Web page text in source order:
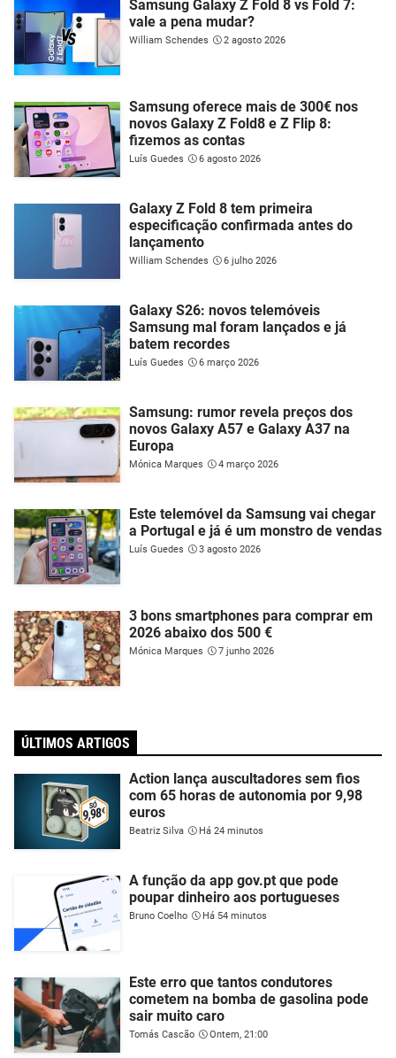
Samsung Galaxy Z Fold 8 vs Fold 7:
vale a pena mudar?
William Schendes 2 agosto 2026
Samsung oferece mais de 300€ nos
novos Galaxy Z Fold8 e Z Flip 8:
fizemos as contas
Luís Guedes 6 agosto 2026
Galaxy Z Fold 8 tem primeira
especificação confirmada antes do
lançamento
William Schendes 6 julho 2026
Galaxy S26: novos telemóveis
Samsung mal foram lançados e já
batem recordes
Luís Guedes 6 março 2026
Samsung: rumor revela preços dos
novos Galaxy A57 e Galaxy A37 na
Europa
Mónica Marques 4 março 2026
Este telemóvel da Samsung vai chegar
a Portugal e já é um monstro de vendas
Luís Guedes 3 agosto 2026
3 bons smartphones para comprar em
2026 abaixo dos 500 €
Mónica Marques 7 junho 2026
ÚLTIMOS ARTIGOS
Action lança auscultadores sem fios
com 65 horas de autonomia por 9,98
euros
Beatriz Silva Há 24 minutos
A função da app gov.pt que pode
poupar dinheiro aos portugueses
Bruno Coelho Há 54 minutos
Este erro que tantos condutores
cometem na bomba de gasolina pode
sair muito caro
Tomás Cascão Ontem, 21:00